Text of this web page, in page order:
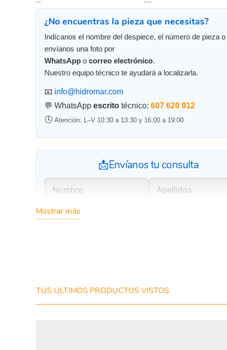
¿No encuentras la pieza que necesitas?
Indícanos el nombre del despiece, el número de pieza o
envíanos una foto por
WhatsApp o correo electrónico.
Nuestro equipo técnico te ayudará a localizarla.
📧 info@hidromar.com
💬 WhatsApp escrito técnico: 607 620 912
🕓 Atención: L–V 10:30 a 13:30 y 16:00 a 19:00
📩Envíanos tu consulta
Mostrar más
TUS ULTIMOS PRODUCTOS VISTOS